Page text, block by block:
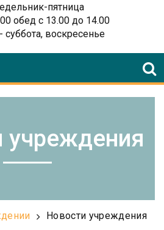
пятница
обед с 13.00 до 14.00
воскресенье
учреждения
Новости учреждения